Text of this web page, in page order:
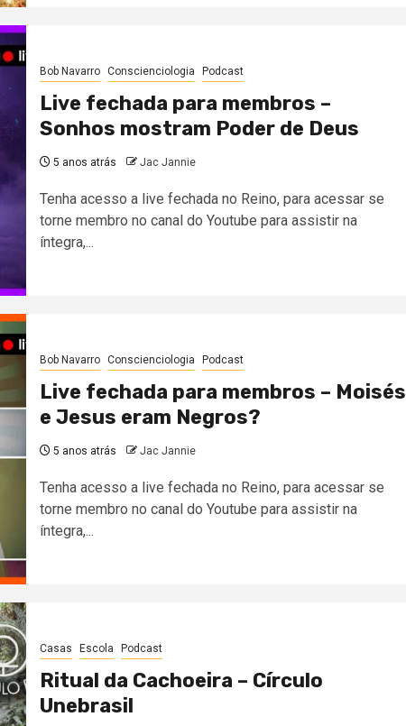
Bob Navarro Conscienciologia Podcast
Live fechada para membros –
Sonhos mostram Poder de Deus
5 anos atrás Jac Jannie
Tenha acesso a live fechada no Reino, para acessar se
torne membro no canal do Youtube para assistir na
íntegra,...
Bob Navarro Conscienciologia Podcast
Live fechada para membros – Moisés
e Jesus eram Negros?
5 anos atrás Jac Jannie
Tenha acesso a live fechada no Reino, para acessar se
torne membro no canal do Youtube para assistir na
íntegra,...
Casas Escola Podcast
Ritual da Cachoeira – Círculo
Unebrasil